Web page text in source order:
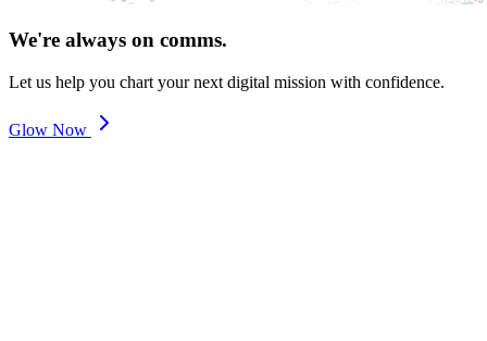
We're always on comms.
Let us help you chart your next digital mission with confidence.
Glow Now